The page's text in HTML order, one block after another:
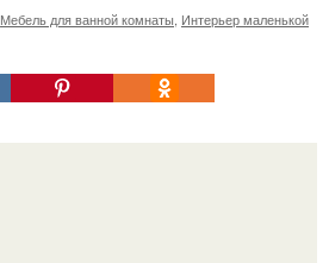
Мебель для ванной комнаты Интерьер маленькой